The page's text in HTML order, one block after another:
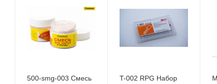
500-smg-003 Смесь
T-002 RPG Набор